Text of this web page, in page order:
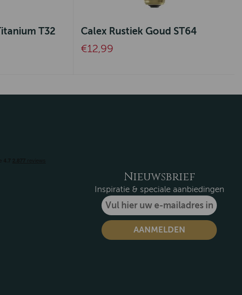
T32 Calex Rustiek Goud ST64
€12,99
Nieuwsbrief
Inspiratie & speciale aanbiedingen